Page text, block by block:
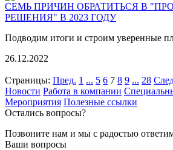
СЕМЬ ПРИЧИН ОБРАТИТЬСЯ В
РЕШЕНИЯ" В 2023 ГОДУ
Подводим итоги и строим уверенные
26.12.2022
Страницы: Пред. 1 ... 5 6 7 8 9 ... 28
Новости Работа в компании
Мероприятия Полезные ссылки
Остались вопросы?
Позвоните нам и мы с радостью
Ваши вопросы